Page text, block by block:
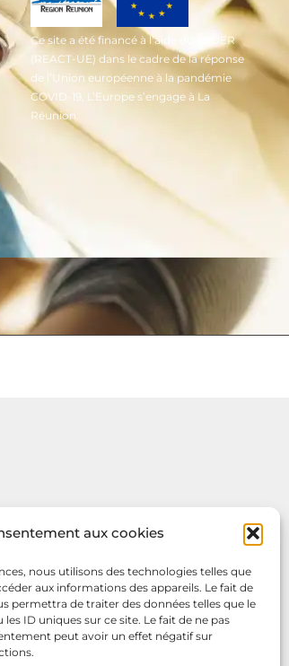
aux cookies
nous utilisons des technologies telles que
aux informations des appareils. Le fait de
permettra de traiter des données telles que le
ID uniques sur ce site. Le fait de ne pas
peut avoir un effet négatif sur
Ce site a été financé à l’aide du FEDER
(REACT-UE) dans le cadre de la réponse
de l’Union européenne à la pandémie
COVID-19, L’Europe s’engage à La
Réunion.